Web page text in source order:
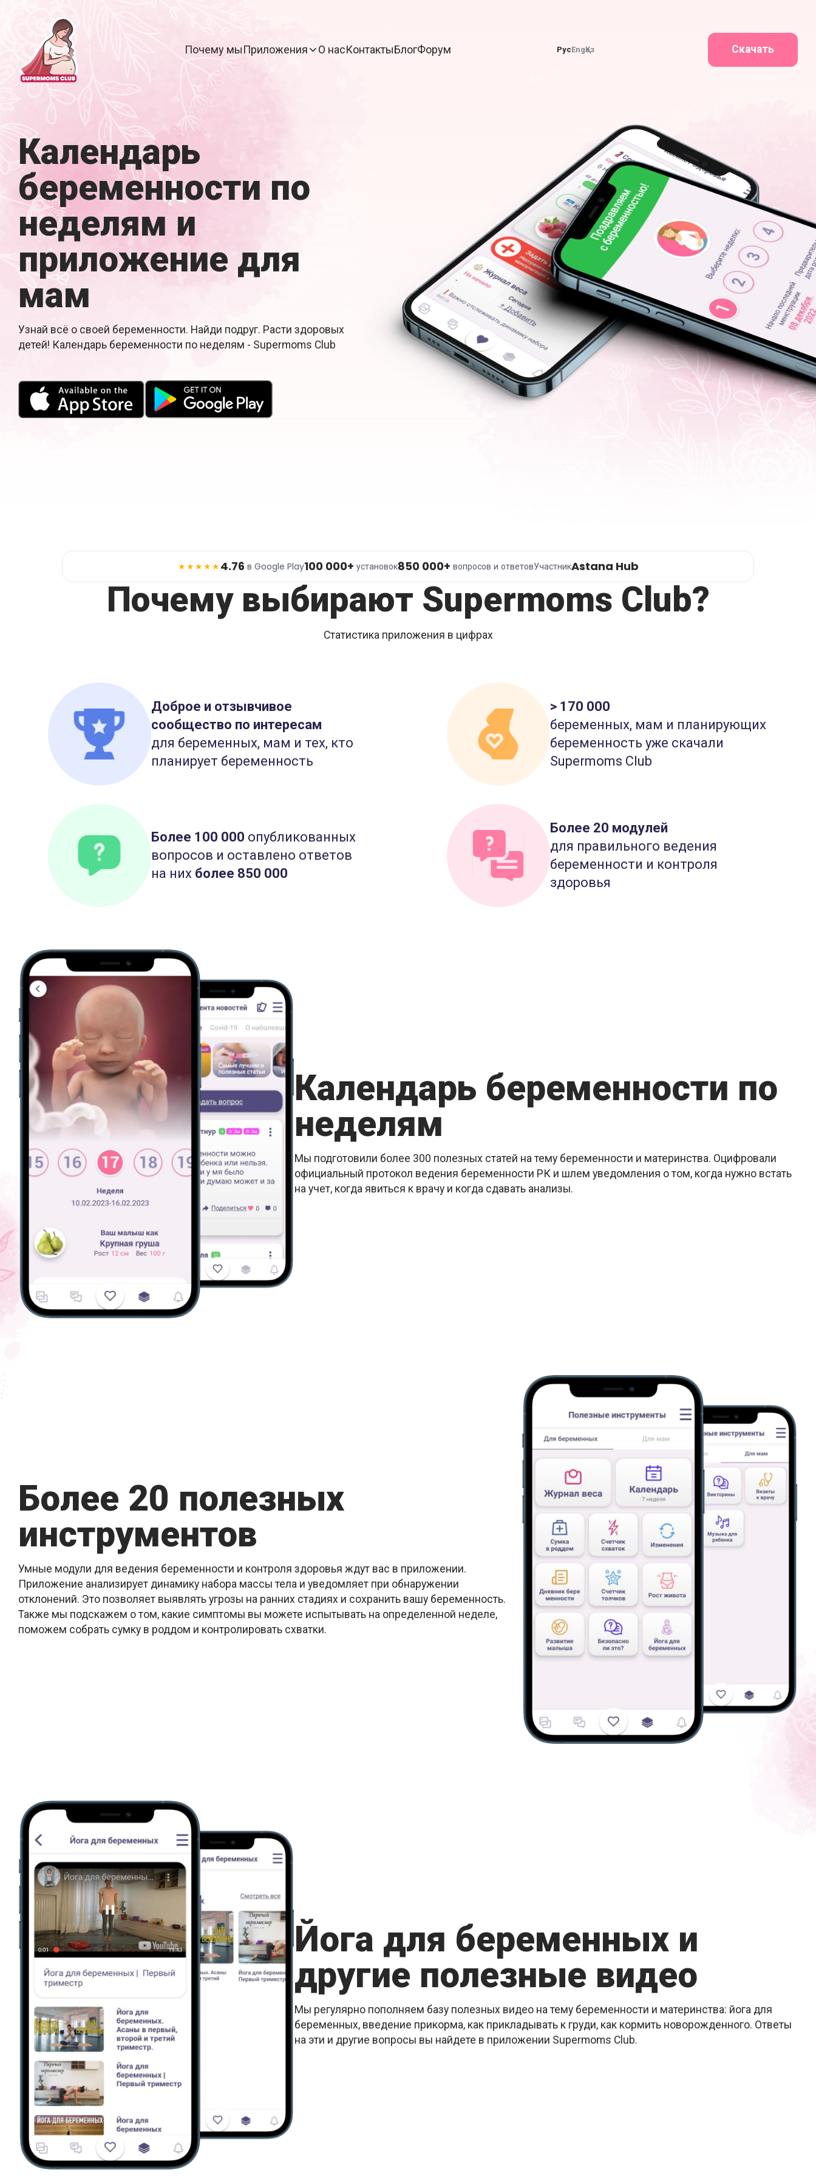
Почему мыПриложения О насКонтактыБлогФорум РусEngҚаз Скачать
Календарь
беременности по
неделям и
приложение для
мам
Узнай всё о своей беременности. Найди подруг. Расти здоровых
детей! Календарь беременности по неделям - Supermoms Club
★★★★★4.76 в Google Play100 000+ установок850 000+ вопросов и ответовУчастникAstana Hub
Почему выбирают Supermoms Club?
Статистика приложения в цифрах
Доброе и отзывчивое
сообщество по интересам
для беременных, мам и тех, кто
планирует беременность
> 170 000
беременных, мам и планирующих
беременность уже скачали
Supermoms Club
Более 100 000 опубликованных
вопросов и оставлено ответов
на них более 850 000
Более 20 модулей
для правильного ведения
беременности и контроля
здоровья
Календарь беременности по
неделям
Мы подготовили более 300 полезных статей на тему беременности и материнства. Оцифровали
официальный протокол ведения беременности РК и шлем уведомления о том, когда нужно встать
на учет, когда явиться к врачу и когда сдавать анализы.
Более 20 полезных
инструментов
Умные модули для ведения беременности и контроля здоровья ждут вас в приложении.
Приложение анализирует динамику набора массы тела и уведомляет при обнаружении
отклонений. Это позволяет выявлять угрозы на ранних стадиях и сохранить вашу беременность.
Также мы подскажем о том, какие симптомы вы можете испытывать на определенной неделе,
поможем собрать сумку в роддом и контролировать схватки.
Йога для беременных и
другие полезные видео
Мы регулярно пополняем базу полезных видео на тему беременности и материнства: йога для
беременных, введение прикорма, как прикладывать к груди, как кормить новорожденного. Ответы
на эти и другие вопросы вы найдете в приложении Supermoms Club.